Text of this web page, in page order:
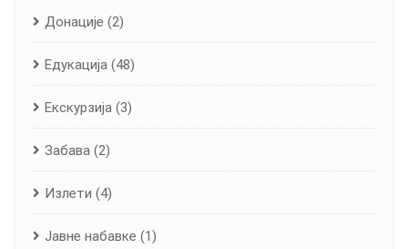
Донације (2)
Едукација (48)
Екскурзија (3)
Забава (2)
Излети (4)
Јавне набавке (1)